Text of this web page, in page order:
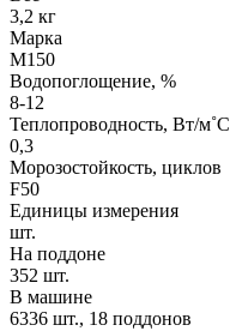
3,2 кг
Марка
М150
Водопоглощение, %
8-12
Теплопроводность, Вт/м˚С
0,3
Морозостойкость, циклов
F50
Единицы измерения
шт.
На поддоне
352 шт.
В машине
6336 шт., 18 поддонов